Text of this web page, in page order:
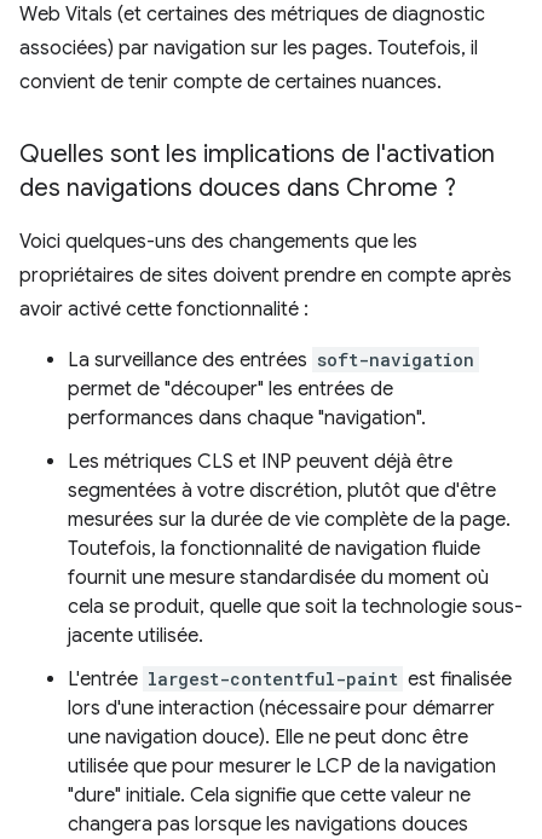
Web Vitals (et certaines des métriques de diagnostic
associées) par navigation sur les pages. Toutefois, il
convient de tenir compte de certaines nuances.
Quelles sont les implications de l'activation
des navigations douces dans Chrome ?
Voici quelques-uns des changements que les
propriétaires de sites doivent prendre en compte après
avoir activé cette fonctionnalité :
La surveillance des entrées soft-navigation
permet de "découper" les entrées de
performances dans chaque "navigation".
Les métriques CLS et INP peuvent déjà être
segmentées à votre discrétion, plutôt que d'être
mesurées sur la durée de vie complète de la page.
Toutefois, la fonctionnalité de navigation fluide
fournit une mesure standardisée du moment où
cela se produit, quelle que soit la technologie sous-
jacente utilisée.
L'entrée largest-contentful-paint est finalisée
lors d'une interaction (nécessaire pour démarrer
une navigation douce). Elle ne peut donc être
utilisée que pour mesurer le LCP de la navigation
"dure" initiale. Cela signifie que cette valeur ne
changera pas lorsque les navigations douces